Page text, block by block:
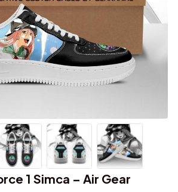
1 Simca – Air Gear